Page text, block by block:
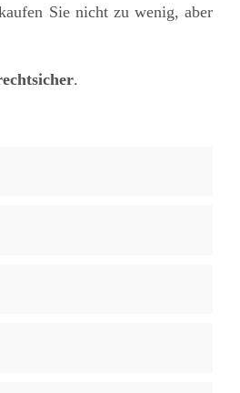
Sie nicht zu wenig, aber
.